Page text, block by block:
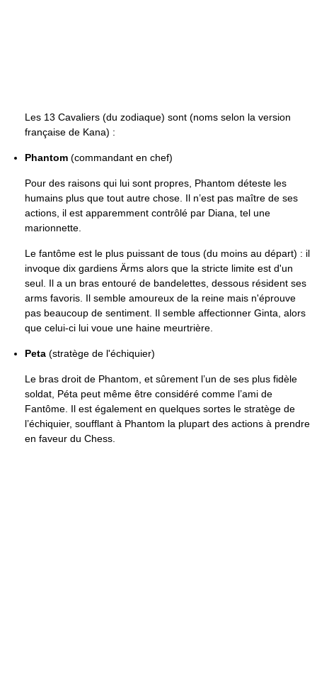
Les 13 Cavaliers (du zodiaque) sont (noms selon la version
française de Kana) :
Phantom (commandant en chef)
Pour des raisons qui lui sont propres, Phantom déteste les
humains plus que tout autre chose. Il n’est pas maître de ses
actions, il est apparemment contrôlé par Diana, tel une
marionnette.
Le fantôme est le plus puissant de tous (du moins au départ) : il
invoque dix gardiens Ärms alors que la stricte limite est d'un
seul. Il a un bras entouré de bandelettes, dessous résident ses
arms favoris. Il semble amoureux de la reine mais n'éprouve
pas beaucoup de sentiment. Il semble affectionner Ginta, alors
que celui-ci lui voue une haine meurtrière.
Peta (stratège de l'échiquier)
Le bras droit de Phantom, et sûrement l’un de ses plus fidèle
soldat, Péta peut même être considéré comme l’ami de
Fantôme. Il est également en quelques sortes le stratège de
l’échiquier, soufflant à Phantom la plupart des actions à prendre
en faveur du Chess.